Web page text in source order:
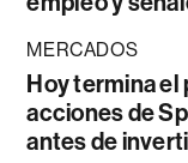
MERCADOS
Hoy termina el
acciones de
antes de